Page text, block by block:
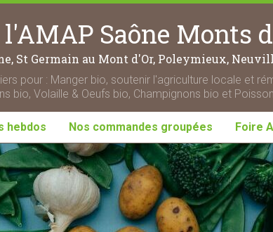
Saône Monts
St Germain au Mont d'Or, Poleymieux,
pour : Manger bio, soutenir l'agriculture locale et
bio, Volaille & Oeufs bio, Champignons bio et Poisson
hebdos Nos commandes groupées Foire